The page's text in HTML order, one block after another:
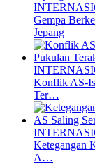
Gempa
Jepang
Konflik AS-
Ter…
Ketegangan
A…